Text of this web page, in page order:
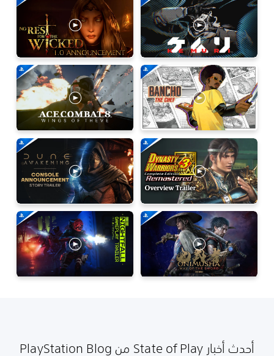
أحدث أخبار State of Play من PlayStation Blog